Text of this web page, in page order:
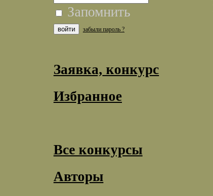
Запомнить
забыли пароль ?
Заявка, конкурс
Избранное
Все конкурсы
Авторы